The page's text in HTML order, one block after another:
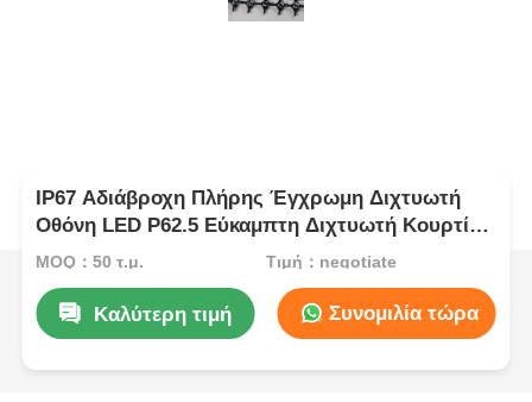
IP67 Αδιάβροχη Πλήρης Έγχρωμη Διχτυωτή
Οθόνη LED P62.5 Εύκαμπτη Διχτυωτή Κουρτίνα
εξωτερικού χώρου για σκηνογραφία και
MOQ：50 τ.μ. Τιμή：negotiate
Καλύτερη τιμή Συνομιλία τώρα